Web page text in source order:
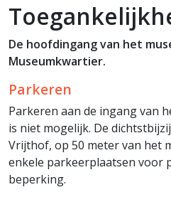
De hoofdingang van het
Museumkwartier.
Parkeren
Parkeren aan de ingang van
is niet mogelijk. De
Vrijthof, op 50 meter van het
enkele parkeerplaatsen voor
beperking.